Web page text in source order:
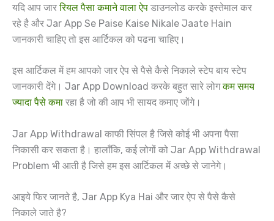
यदि आप जाररियल पैसा कमाने वाला ऐप डाउनलोड करके इस्तेमाल कर
रहे है और Jar App Se Paise Kaise Nikale Jaate Hain
जानकारी चाहिए तो इस आर्टिकल को पढना चाहिए।
इस आर्टिकल में हम आपको जार ऐप से पैसे कैसे निकाले स्टेप बाय स्टेप
जानकारी देंगे। Jar App Download करके बहुत सारे लोगकम समय
ज्यादा पैसे कमा रहा है जो की आप भी सायद कमाए जोंगे।
Jar App Withdrawal काफी सिंपल है जिसे कोई भी अपना पैसा
निकासी कर सकता है। हालाँकि, कई लोगों को Jar App Withdrawal
Problem भी आती है जिसे हम इस आर्टिकल में अच्छे से जानेगे।
आइये फिर जानते है, Jar App Kya Hai और जार ऐप से पैसे कैसे
निकाले जाते है?